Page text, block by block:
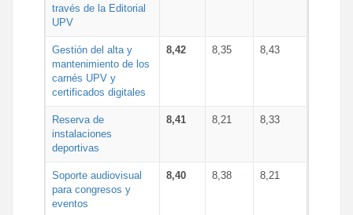
través de la Editorial
UPV
Gestión del alta y
mantenimiento de los
carnés UPV y
certificados digitales
8,42 8,35 8,43
Reserva de
instalaciones
deportivas
8,41 8,21 8,33
Soporte audiovisual
para congresos y
eventos
8,40 8,38 8,21